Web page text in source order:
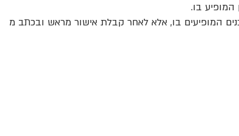
בו.
המופיעים בו, אלא לאחר קבלת אישור מראש ובכתב מ